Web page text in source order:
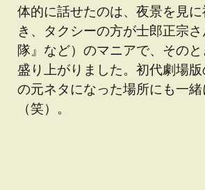
体的に話せたのは、夜景を見
き、タクシーの方が士郎正宗
隊』など）のマニアで、その
盛り上がりました。初代劇場
の元ネタになった場所にも一
（笑）。